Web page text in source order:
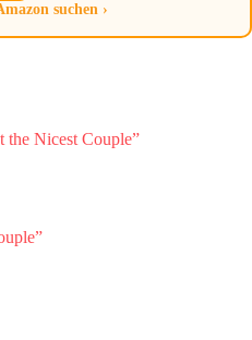
suchen ›
the Nicest Couple”